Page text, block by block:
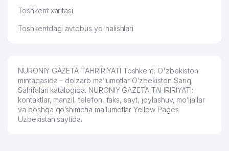
55 GREAT SILKROAD TOURISM MChJ 944 м
56 BISH-SERVIS MChJ 950 м
TIAN TECHNOLOGY MChJ
Toshkent xaritasi
Toshkentdagi avtobus yo'nalishlari
NURONIY GAZETA TAHRIRIYATI Toshkent, O'zbekiston
mintaqasida – dolzarb ma’lumotlar O’zbekiston Sariq
Sahifalari katalogida. NURONIY GAZETA TAHRIRIYATI:
kontaktlar, manzil, telefon, faks, sayt, joylashuv, mo’ljallar
va boshqa qo’shimcha ma’lumotlar Yellow Pages
Uzbekistan saytida.